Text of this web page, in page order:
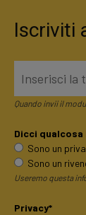
Iscriviti
Quando invii il
Dicci qualcosa
Sono un
Sono un
Useremo questa
Privacy*